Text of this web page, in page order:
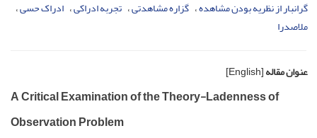
گران‏بار از نظریه بودن مشاهده گزاره مشاهدتی تجربه ادراکی ادراک حسی
ملاصدرا
عنوان مقاله[English]
A Critical Examination of the Theory-Ladenness of
Observation Problem